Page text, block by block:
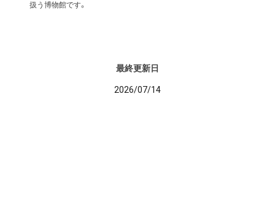
扱う博物館です。
最終更新日
2026/07/14